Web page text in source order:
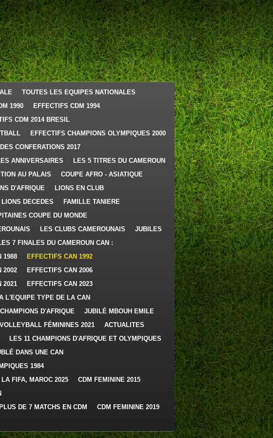
TOUTES LES EQUIPES NATIONALES
1990
EFFECTIFS CDM 1994
CDM 2014 BRESIL
EFFECTIFS CHAMPIONS OLYMPIQUES 2000
CONFERATIONS 2017
ANNIVERSAIRES
LES 5 TITRES DU CAMEROUN
AU PALAIS
COUPE AFRO - ASIATIQUE
D'AFRIQUE
LIONS EN CLUB
DECEDES
FAMILLE TANIERE
COUPE DU MONDE
LES CLUBS CAMEROUNAIS
JUBILES
7 FINALES DU CAMEROUN CAN :
1988
EFFECTIFS CAN 1992
2002
EFFECTIFS CAN 2006
2021
EFFECTIFS CAN 2023
L'EQUIPE TYPE DE LA CAN
D'AFRIQUE
JUBILÉ MBOUH EMILE
FÉMININES 2021
ACTUALITES
LES 11 CHAMPIONS D'AFRIQUE ET OLYMPIQUES
DANS UNE CAN
1984
FIFA, MAROC 2025
CDM FEMININE 2015
DE 7 MATCHS EN CDM
CDM FEMININE 2019